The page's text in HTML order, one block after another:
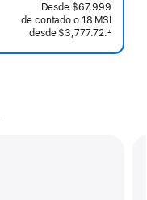
Desde $67,999
de contado o 18 MSI
desde $3,777.72.
Nota al pie
±